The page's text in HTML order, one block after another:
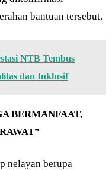
bantuan tersebut.
NTB Tembus
dan Inklusif
BERMANFAAT,
nelayan berupa